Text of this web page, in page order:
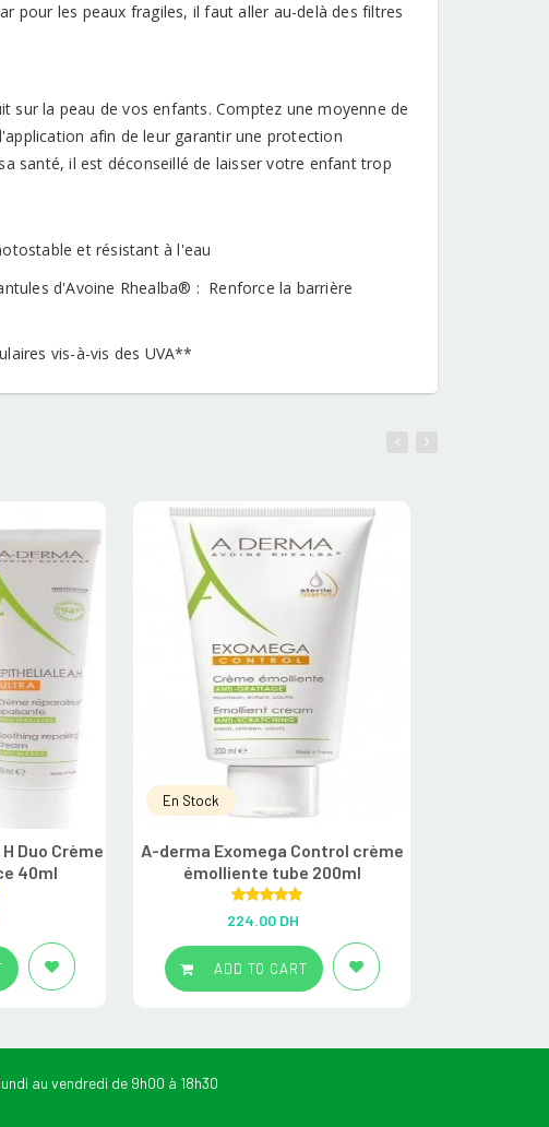
pour les peaux fragiles, il faut aller au-delà des filtres
sur la peau de vos enfants. Comptez une moyenne de
afin de leur garantir une protection
santé, il est déconseillé de laisser votre enfant trop
et résistant à l'eau
d'Avoine Rhealba® : Renforce la barrière
vis-à-vis des UVA**
Duo Crème
40ml
En Stock
A-derma Exomega Control crème
émolliente tube 200ml
Rated 5.00
out of 5
224.00 DH
ADD TO CART
au vendredi de 9h00 à 18h30